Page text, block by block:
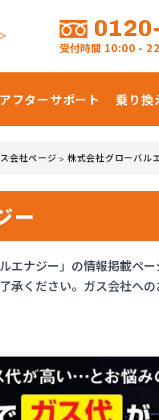
受付時間 10:00 -
フターサポート 乗り換
会社ページ > 株式会社グローバル
ー
エナジー」の情報掲載ペ
承ください。ガス会社へ